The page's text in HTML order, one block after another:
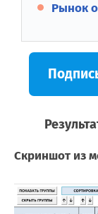
Рынок
Скриншот из